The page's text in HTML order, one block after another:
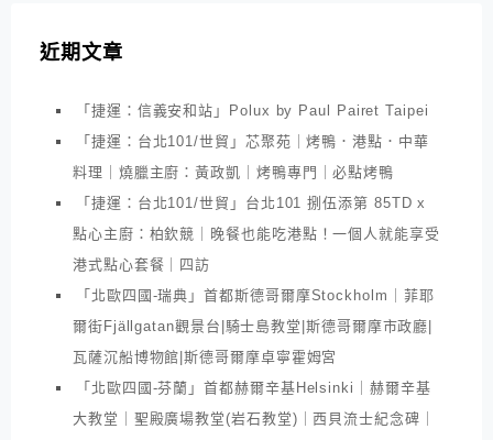
近期文章
「捷運：信義安和站」Polux by Paul Pairet Taipei
「捷運：台北101/世貿」芯聚苑｜烤鴨．港點．中華
料理｜燒臘主廚：黃政凱｜烤鴨專門｜必點烤鴨
「捷運：台北101/世貿」台北101 捌伍添第 85TD x
點心主廚：柏欽競｜晚餐也能吃港點！一個人就能享受
港式點心套餐｜四訪
「北歐四國-瑞典」首都斯德哥爾摩Stockholm｜菲耶
爾街Fjällgatan觀景台|騎士島教堂|斯德哥爾摩市政廳|
瓦薩沉船博物館|斯德哥爾摩卓寧霍姆宮
「北歐四國-芬蘭」首都赫爾辛基Helsinki｜赫爾辛基
大教堂｜聖殿廣場教堂(岩石教堂)｜西貝流士紀念碑｜